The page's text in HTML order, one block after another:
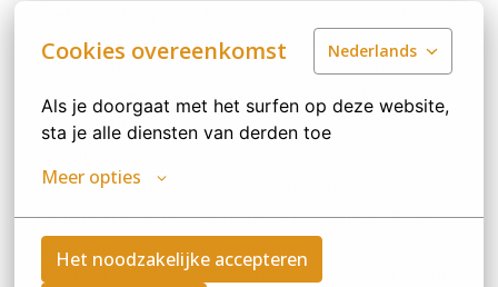
Cookies overeenkomst Nederlands
Als je doorgaat met het surfen op deze website,
sta je alle diensten van derden toe
Meer opties
Het noodzakelijke accepteren
z o.o. ul. Ryżowa 49, 02-495 Warszawa Twoich danych
osobowych zawartych w zgłoszeniu rekrutacyjnym w
celu prowadzenia rekrutacji na stanowisko wskazane
w ogłoszeniu.
bazie, umieść dodatkowo w CV następującą zgodę:
„Zgadzam się na przetwarzanie przezHamelin Polska
Sp. z o.o.
danych osobowych zawartych w moim
zgłoszeniu rekrutacyjnym dla celów przyszłych rekrutacji”.